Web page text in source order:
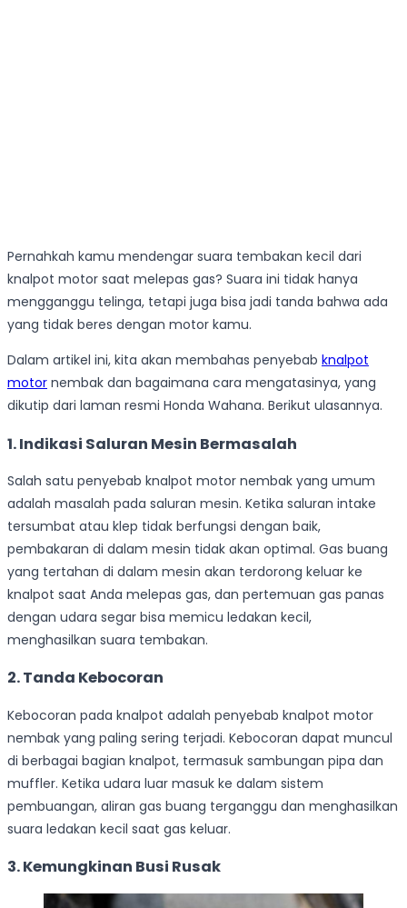
Pernahkah kamu mendengar suara tembakan kecil dari
knalpot motor saat melepas gas? Suara ini tidak hanya
mengganggu telinga, tetapi juga bisa jadi tanda bahwa ada
yang tidak beres dengan motor kamu.
Dalam artikel ini, kita akan membahas penyebab knalpot
motor nembak dan bagaimana cara mengatasinya, yang
dikutip dari laman resmi Honda Wahana. Berikut ulasannya.
1. Indikasi Saluran Mesin Bermasalah
Salah satu penyebab knalpot motor nembak yang umum
adalah masalah pada saluran mesin. Ketika saluran intake
tersumbat atau klep tidak berfungsi dengan baik,
pembakaran di dalam mesin tidak akan optimal. Gas buang
yang tertahan di dalam mesin akan terdorong keluar ke
knalpot saat Anda melepas gas, dan pertemuan gas panas
dengan udara segar bisa memicu ledakan kecil,
menghasilkan suara tembakan.
2. Tanda Kebocoran
Kebocoran pada knalpot adalah penyebab knalpot motor
nembak yang paling sering terjadi. Kebocoran dapat muncul
di berbagai bagian knalpot, termasuk sambungan pipa dan
muffler. Ketika udara luar masuk ke dalam sistem
pembuangan, aliran gas buang terganggu dan menghasilkan
suara ledakan kecil saat gas keluar.
3. Kemungkinan Busi Rusak